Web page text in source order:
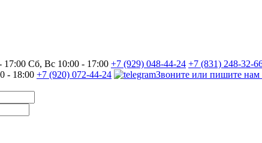
Сб, Вс 10:00 - 17:00 +7 (929) 048-44-24 +7 (831) 248-32-
- 18:00 +7 (920) 072-44-24
Звоните или пишите нам